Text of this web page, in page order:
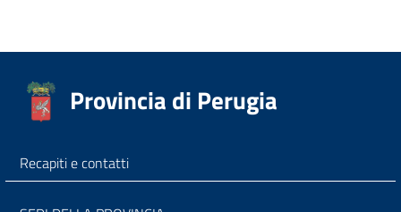
Provincia di Perugia
Recapiti e contatti